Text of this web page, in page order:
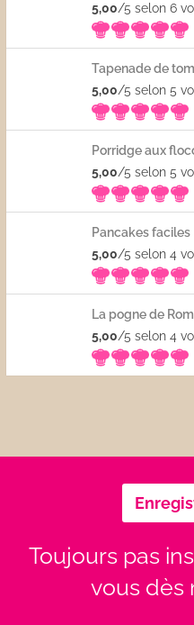
5,00/5 selon 6
Tapenade de
5,00/5 selon 5
Porridge aux
5,00/5 selon 5
Pancakes faciles
5,00/5 selon 4
La pogne de
5,00/5 selon 4
Toujours pas
vous dès